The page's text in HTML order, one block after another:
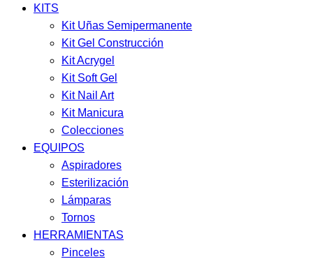
KITS
Kit Uñas Semipermanente
Kit Gel Construcción
Kit Acrygel
Kit Soft Gel
Kit Nail Art
Kit Manicura
Colecciones
EQUIPOS
Aspiradores
Esterilización
Lámparas
Tornos
HERRAMIENTAS
Pinceles